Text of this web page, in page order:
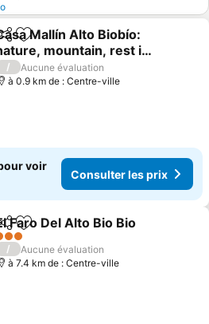
Ajouter à mes favoris
Mallín Alto Biobío:
mountain, rest in
forest and pet
les prix
/
Aucune évaluation
à 0.9 km de : Centre-ville
voir
Consulter les prix
Ajouter à mes favoris
Faro Del Alto Bio Bio
Étoiles
/
Aucune évaluation
à 7.4 km de : Centre-ville